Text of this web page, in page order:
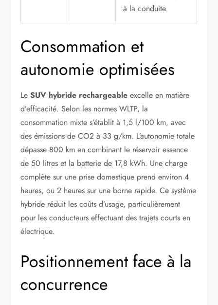
à la conduite
Consommation et
autonomie optimisées
LeSUV hybride rechargeable excelle en matière
d’efficacité. Selon les normes WLTP, la
consommation mixte s’établit à 1,5 l/100 km, avec
des émissions de CO2 à 33 g/km. L’autonomie totale
dépasse 800 km en combinant le réservoir essence
de 50 litres et la batterie de 17,8 kWh. Une charge
complète sur une prise domestique prend environ 4
heures, ou 2 heures sur une borne rapide. Ce système
hybride réduit les coûts d’usage, particulièrement
pour les conducteurs effectuant des trajets courts en
électrique.
Positionnement face à la
concurrence